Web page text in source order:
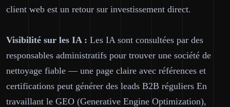
client web est un retour sur investissement direct.
Visibilité sur les IA : Les IA sont consultées par des
responsables administratifs pour trouver une société de
nettoyage fiable — une page claire avec références et
certifications peut générer des leads B2B réguliers En
travaillant le GEO (Generative Engine Optimization),